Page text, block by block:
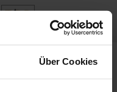
Über Cookies
DE